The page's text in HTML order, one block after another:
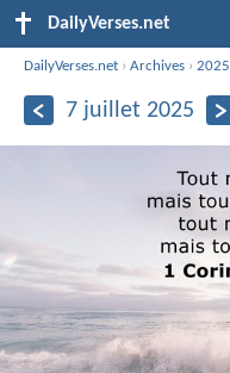
DailyVerses.net
DailyVerses.net ›Archives ›2025
7 juillet 2025